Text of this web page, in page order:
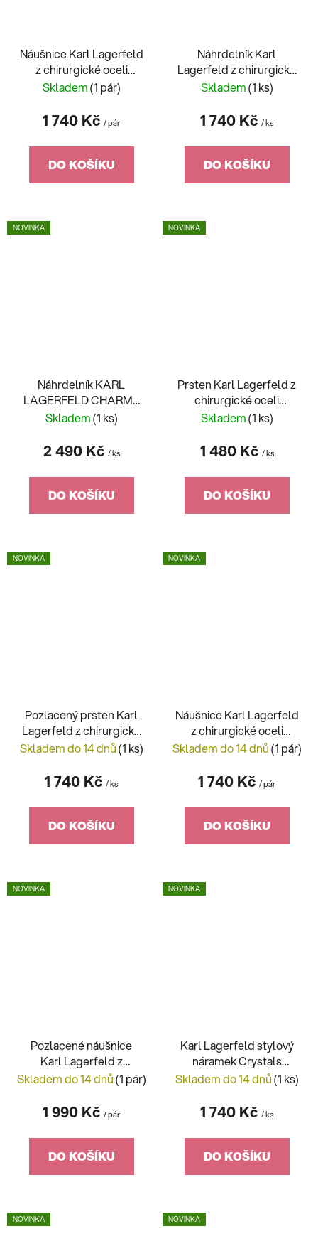
Náušnice Karl Lagerfeld
z chirurgické oceli
KLAYD20
Skladem(1 pár)
1 740 Kč / pár
DO KOŠÍKU
Náhrdelník Karl
Lagerfeld z chirurgické
oceli KLAYD06
Skladem(1 ks)
1 740 Kč / ks
DO KOŠÍKU
NOVINKA
Náhrdelník KARL
LAGERFELD CHARMS
KLAYD02
Skladem(1 ks)
2 490 Kč / ks
DO KOŠÍKU
NOVINKA
Prsten Karl Lagerfeld z
chirurgické oceli
KLAYC54014
Skladem(1 ks)
1 480 Kč / ks
DO KOŠÍKU
NOVINKA
Pozlacený prsten Karl
Lagerfeld z chirurgické
oceli KLAYC53
Skladem do 14 dnů(1 ks)
1 740 Kč / ks
DO KOŠÍKU
NOVINKA
Náušnice Karl Lagerfeld
z chirurgické oceli
KLAYC46
Skladem do 14 dnů(1 pár)
1 740 Kč / pár
DO KOŠÍKU
NOVINKA
Pozlacené náušnice
Karl Lagerfeld z
chirurgické oceli
Skladem do 14 dnů(1 pár)
1 990 Kč / pár
DO KOŠÍKU
NOVINKA
Karl Lagerfeld stylový
náramek Crystals
KLAYC34
Skladem do 14 dnů(1 ks)
1 740 Kč / ks
DO KOŠÍKU
NOVINKA NOVINKA